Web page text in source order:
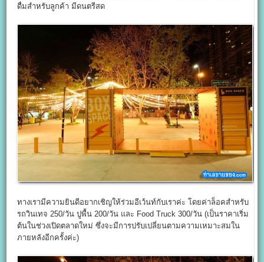
ดื่มสำหรับลูกค้า มีดนตรีสด
ทางเรามีความยินดีอยากเชิญให้ร่วมอีเว้นท์กับเราค่ะ โดยค่าล็อคสำหรับ
รถวินเทจ 250/วัน ปูพื้น 200/วัน และ Food Truck 300/วัน (เป็นราคาเริ่ม
ต้นในช่วงเปิดตลาดใหม่ ซึ่งจะมีการปรับเปลี่ยนตามความเหมาะสมใน
ภายหลังอีกครั้งค่ะ)